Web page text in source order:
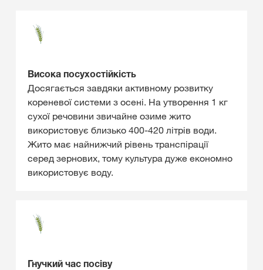
Висока посухостійкість
Досягається завдяки активному розвитку
кореневої системи з осені. На утворення 1 кг
сухої речовини звичайне озиме жито
використовує близько 400-420 літрів води.
Жито має найнижчий рівень транспірації
серед зернових, тому культура дуже економно
використовує воду.
Гнучкий час посіву